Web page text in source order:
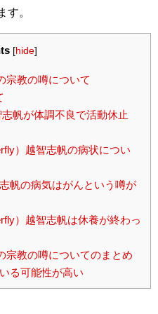
す。
[hide]
宗教の噂について
帆が体調不良で活動休止
）越智志帆の病状につい
帆の病気はがんという噂が
）越智志帆は休養が終わっ
宗教の噂についてのまとめ
る可能性が高い